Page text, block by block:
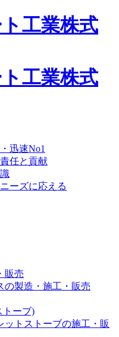
迅速No1
任と貢献
ーズに応える
販売
の製造・施工・販売
トーブ)
ットストーブの施工・販